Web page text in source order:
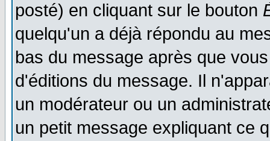
posté) en cliquant sur le bouton
quelqu'un a déjà répondu au
bas du message après que
d'éditions du message. Il
un modérateur ou un
un petit message expliquant ce